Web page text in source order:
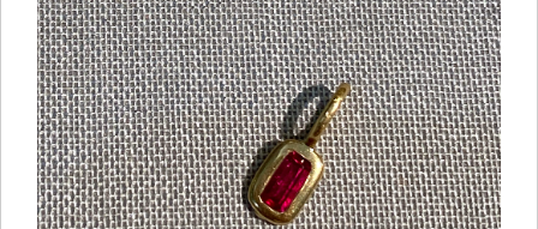
カートを見る
お買い物を続ける